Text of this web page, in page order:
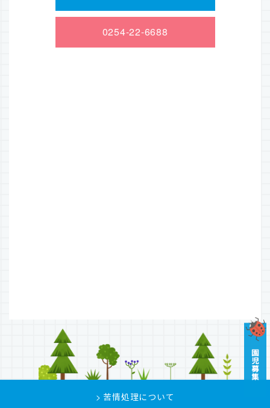
0254-22-6688
> 苦情処理について